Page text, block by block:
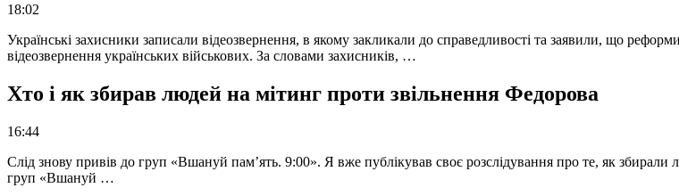
18:02
Українські захисники записали відеозвернення, в якому закликали до справедливості та заявили, що
відеозвернення українських військових. За словами захисників, …
Хто і як збирав людей на мітинг проти звільнення Федорова
16:44
Слід знову привів до груп «Вшануй пам’ять. 9:00». Я вже публікував своє розслідування про те, як
груп «Вшануй …